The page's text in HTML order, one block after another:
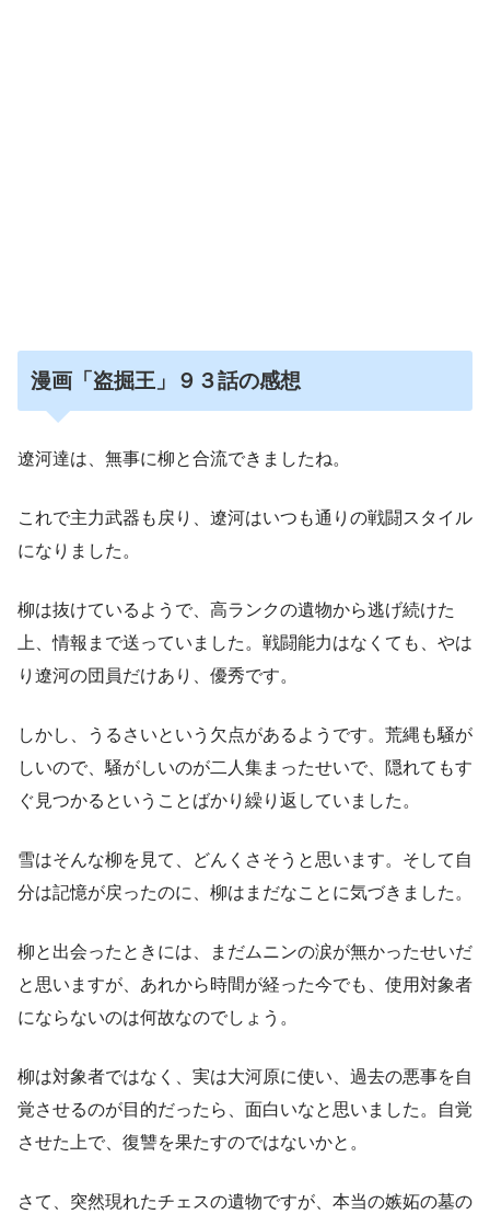
漫画「盗掘王」９３話の感想
遼河達は、無事に柳と合流できましたね。
これで主力武器も戻り、遼河はいつも通りの戦闘スタイル
になりました。
柳は抜けているようで、高ランクの遺物から逃げ続けた
上、情報まで送っていました。戦闘能力はなくても、やは
り遼河の団員だけあり、優秀です。
しかし、うるさいという欠点があるようです。荒縄も騒が
しいので、騒がしいのが二人集まったせいで、隠れてもす
ぐ見つかるということばかり繰り返していました。
雪はそんな柳を見て、どんくさそうと思います。そして自
分は記憶が戻ったのに、柳はまだなことに気づきました。
柳と出会ったときには、まだムニンの涙が無かったせいだ
と思いますが、あれから時間が経った今でも、使用対象者
にならないのは何故なのでしょう。
柳は対象者ではなく、実は大河原に使い、過去の悪事を自
覚させるのが目的だったら、面白いなと思いました。自覚
させた上で、復讐を果たすのではないかと。
さて、突然現れたチェスの遺物ですが、本当の嫉妬の墓の